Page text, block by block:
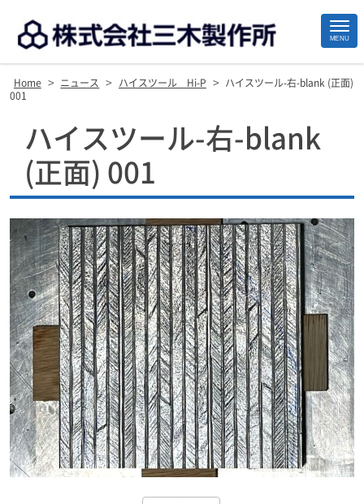
MENU
Home > ニュース > ハイスツール Hi-P >
ハイスツール-右-blank (正面)
001
ハイスツール-右-blank
(正面) 001
Footer